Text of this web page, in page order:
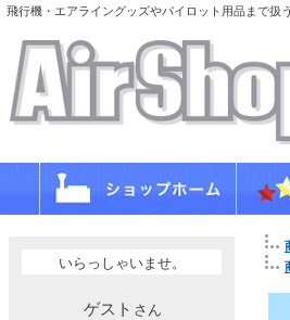
飛行機・エアライングッズやパイロット用品まで扱
いらっしゃいませ。
ゲスト さん